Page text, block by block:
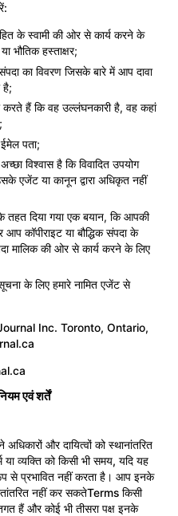
हित के स्वामी की ओर से कार्य करने के
भौतिक हस्ताक्षर;
संपदा का विवरण जिसके बारे में आप दावा
है;
करते हैं कि वह उल्लंघनकारी है, वह कहां
पता;
विश्वास है कि विवादित उपयोग
एजेंट या कानून द्वारा अधिकृत नहीं
तहत दिया गया एक बयान, कि आपकी
आप कॉपीराइट या बौद्धिक संपदा के
मालिक की ओर से कार्य करने के लिए
के लिए हमारे नामित एजेंट से
Journal Inc. Toronto, Ontario,
एवं शर्तें
और दायित्वों को स्थानांतरित
व्यक्ति को किसी भी समय, यदि यह
से प्रभावित नहीं करता है। आप इनके
नहीं कर सकतेTerms किसी
हैं और कोई भी तीसरा पक्ष इनके